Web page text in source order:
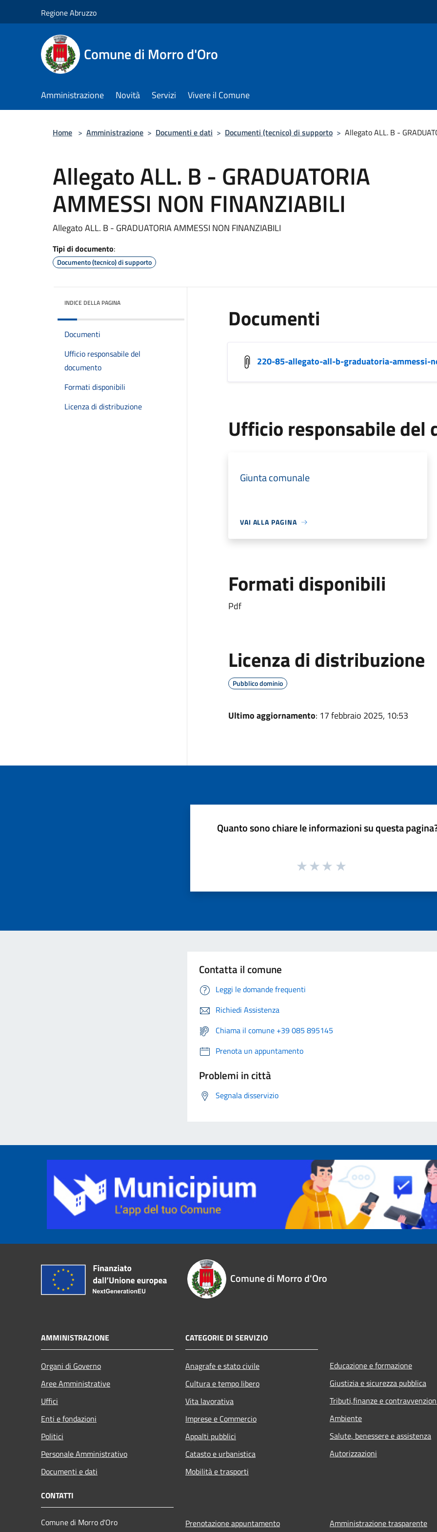
Regione Abruzzo
Comune di Morro d'Oro
Amministrazione Novità Servizi Vivere il Comune
Home > Amministrazione > Documenti e dati > Documenti (tecnico) di supporto > Allegato ALL. B -
Allegato ALL. B - GRADUATORIA
AMMESSI NON FINANZIABILI
Allegato ALL. B - GRADUATORIA AMMESSI NON FINANZIABILI
Tipi di documento:
Documento (tecnico) di supporto
INDICE DELLA PAGINA
Documenti
Ufficio responsabile del
documento
Formati disponibili
Licenza di distribuzione
Documenti
220-85-allegato-all-b-graduatoria-ammessi-
Ufficio responsabile del
Giunta comunale
VAI ALLA PAGINA
Formati disponibili
Pdf
Licenza di distribuzione
Pubblico dominio
Ultimo aggiornamento: 17 febbraio 2025, 10:53
Quanto sono chiare le informazioni su questa
Contatta il comune
Leggi le domande frequenti
Richiedi Assistenza
Chiama il comune +39 085 895145
Prenota un appuntamento
Problemi in città
Segnala disservizio
Comune di Morro d'Oro
AMMINISTRAZIONE
Organi di Governo
Aree Amministrative
Uffici
Enti e fondazioni
Politici
Personale Amministrativo
Documenti e dati
CATEGORIE DI SERVIZIO
Anagrafe e stato civile
Cultura e tempo libero
Vita lavorativa
Imprese e Commercio
Appalti pubblici
Catasto e urbanistica
Mobilità e trasporti
Educazione e formazione
Giustizia e sicurezza pubblica
Tributi,finanze e
Ambiente
Salute, benessere e assistenza
Autorizzazioni
CONTATTI
Comune di Morro d'Oro
Prenotazione appuntamento Amministrazione trasparente